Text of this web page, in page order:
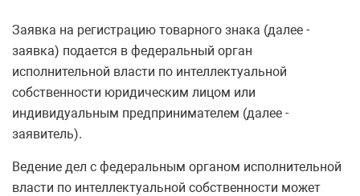
Заявка на регистрацию товарного знака (далее -
заявка) подается в федеральный орган
исполнительной власти по интеллектуальной
собственности юридическим лицом или
индивидуальным предпринимателем (далее -
заявитель).
Ведение дел с федеральным органом исполнительной
власти по интеллектуальной собственности может